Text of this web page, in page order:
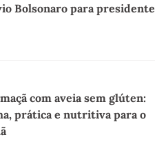
Bolsonaro para presidente
com aveia sem glúten:
prática e nutritiva para o